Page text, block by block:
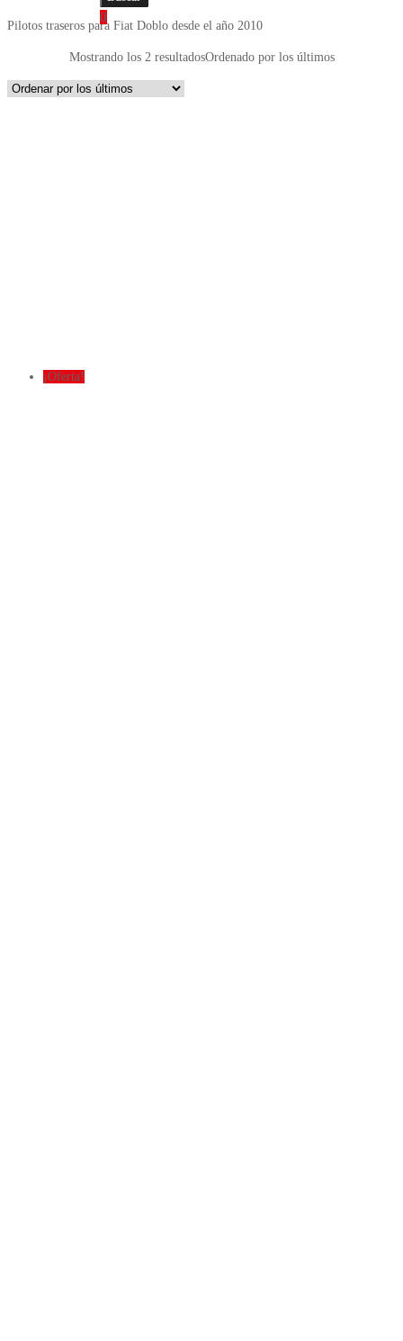
0
Pilotos traseros para Fiat Doblo desde el año 2010
Mostrando los 2 resultadosOrdenado por los últimos
¡Oferta!